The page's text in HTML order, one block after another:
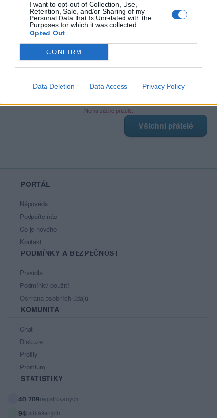
I want to opt-out of Collection, Use,
Retention, Sale, and/or Sharing of my
Personal Data that Is Unrelated with the
Purposes for which it was collected.
Opted Out
CONFIRM
Data Deletion Data Access Privacy Policy
Poslední 3 příspěvky na mé zdi
Zobrazit celou mou zeď
Nemá žádné přátelé.
Všichni přátelé
PORTÁL
Nápověda
Podpořte nás
Co je nového
Kontakt
PODMÍNKY A BEZPEČNOST
Pravidla
Podmínky použití
Ochrana osobních údajů
KOMUNITA
Chat
Diskuze
Profily
Premium
STATISTIKY
40 709registrovaných
94přihlášených